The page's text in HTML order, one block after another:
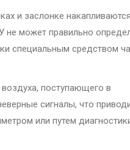
и заслонке накапливаются
не может правильно
специальным средством
поступающего в
сигналы, что
или путем